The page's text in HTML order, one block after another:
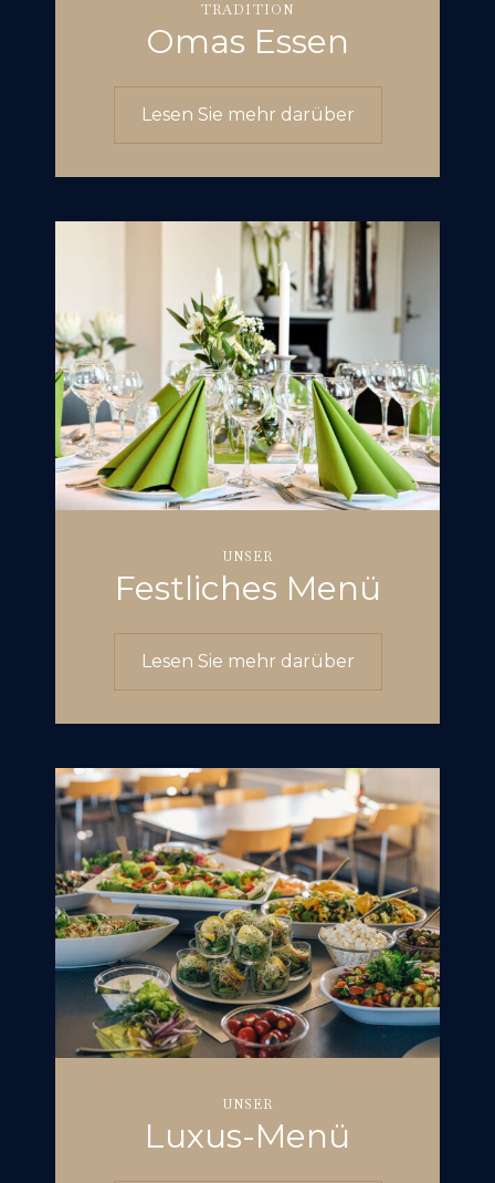
TRADITION
Omas Essen
Lesen Sie mehr darüber
UNSER
Festliches Menü
Lesen Sie mehr darüber
UNSER
Luxus-Menü